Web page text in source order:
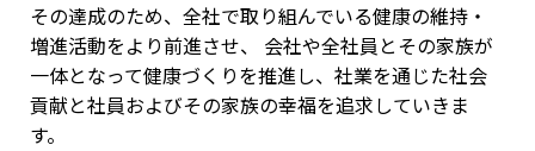
その達成のため、全社で取り組んでいる健康の維持・
増進活動をより前進させ、 会社や全社員とその家族が
一体となって健康づくりを推進し、社業を通じた社会
貢献と社員およびその家族の幸福を追求していきま
す。